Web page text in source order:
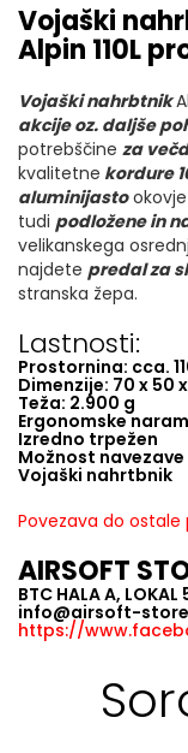
Vojaški
Alpin 110L
Vojaški nahrbtnik
akcije oz. daljše
potrebščine za
kvalitetne kordure
aluminijasto
tudi podložene in
velikanskega
najdete predal za
stranska žepa.
Lastnosti:
Prostornina: cca.
Dimenzije: 70 x 50
Teža: 2.900 g
Ergonomske
Izredno trpežen
Možnost
Vojaški nahrtbnik
Povezava do
AIRSOFT
BTC HALA A,
info@airsoft-
https://